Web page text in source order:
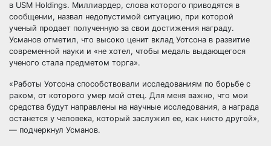
в USM Holdings. Миллиардер, слова которого приводятся в
сообщении, назвал недопустимой ситуацию, при которой
ученый продает полученную за свои достижения награду.
Усманов отметил, что высоко ценит вклад Уотсона в развитие
современной науки и «не хотел, чтобы медаль выдающегося
ученого стала предметом торга».
«Работы Уотсона способствовали исследованиям по борьбе с
раком, от которого умер мой отец. Для меня важно, что мои
средства будут направлены на научные исследования, а награда
останется у человека, который заслужил ее, как никто другой»,
— подчеркнул Усманов.